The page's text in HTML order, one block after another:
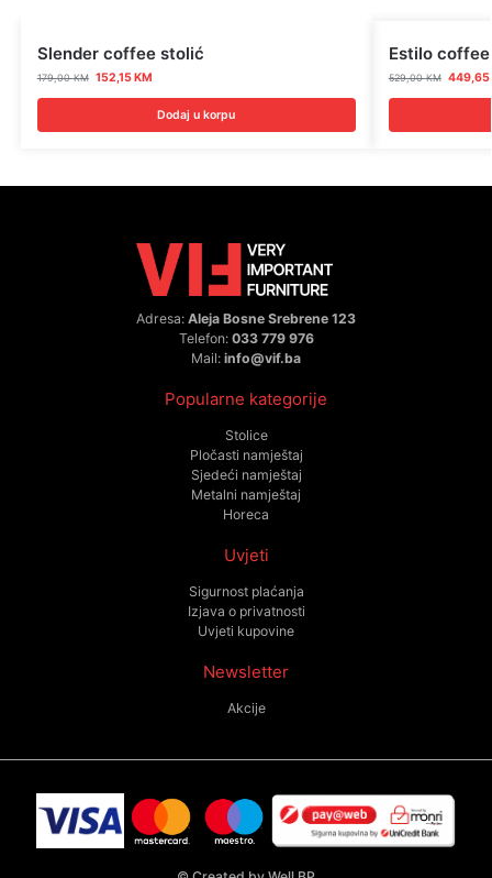
Slender coffee stolić
179,00KM 152,15KM
Dodaj u korpu
Estilo
529,00KM 449,65
Adresa: Aleja Bosne Srebrene 123
Telefon: 033 779 976
Mail: info@vif.ba
Popularne kategorije
Stolice
Pločasti namještaj
Sjedeći namještaj
Metalni namještaj
Horeca
Uvjeti
Sigurnost plaćanja
Izjava o privatnosti
Uvjeti kupovine
Newsletter
Akcije